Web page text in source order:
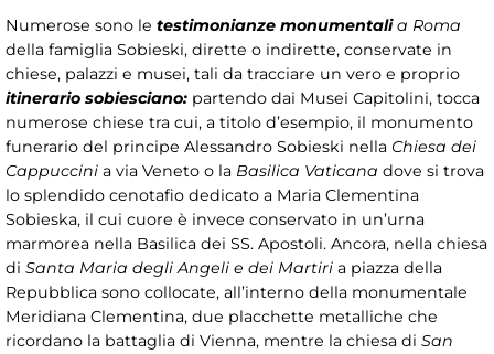
Numerose sono le testimonianze monumentalia Roma
della famiglia Sobieski, dirette o indirette, conservate in
chiese, palazzi e musei, tali da tracciare un vero e proprio
itinerario sobiesciano: partendo dai Musei Capitolini, tocca
numerose chiese tra cui, a titolo d’esempio, il monumento
funerario del principe Alessandro Sobieski nella Chiesa dei
Cappuccini a via Veneto o la Basilica Vaticana dove si trova
lo splendido cenotafio dedicato a Maria Clementina
Sobieska, il cui cuore è invece conservato in un’urna
marmorea nella Basilica dei SS. Apostoli. Ancora, nella chiesa
di Santa Maria degli Angeli e dei Martiri a piazza della
Repubblica sono collocate, all’interno della monumentale
Meridiana Clementina, due placchette metalliche che
ricordano la battaglia di Vienna, mentre la chiesa di San